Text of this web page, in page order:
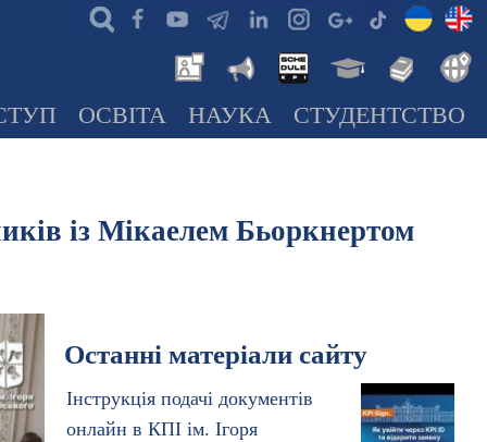
ОСВІТА НАУКА СТУДЕНТСТВО
із Мікаелем Бьоркнертом
Останні матеріали сайту
Інструкція подачі документів
онлайн в КПІ ім. Ігоря